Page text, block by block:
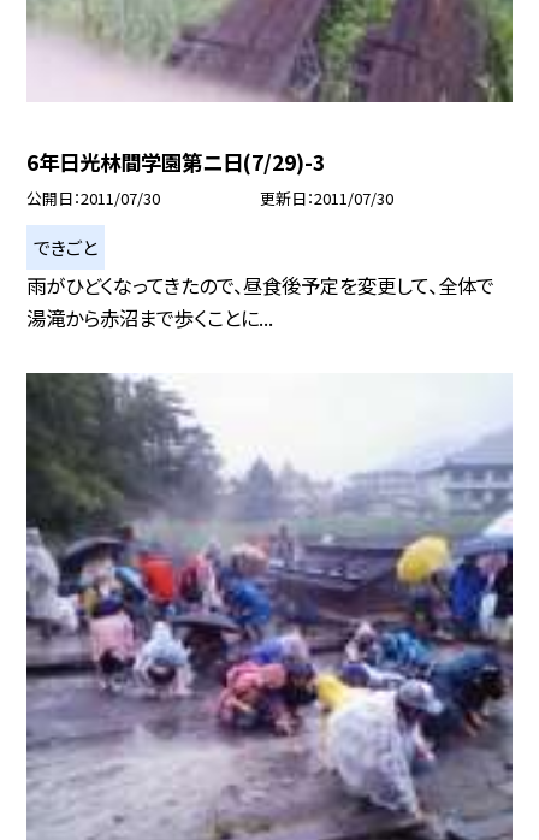
6年日光林間学園第ニ日(7/29)-3
公開日 2011/07/30 更新日 2011/07/30
できごと
雨がひどくなってきたので、昼食後予定を変更して、全体で
湯滝から赤沼まで歩くことに...